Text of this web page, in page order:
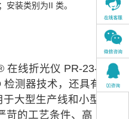
安装类别为II 类。
在线折光仪 PR-23-
测器技术，还具有
大型生产线和小型
苛的工艺条件、高